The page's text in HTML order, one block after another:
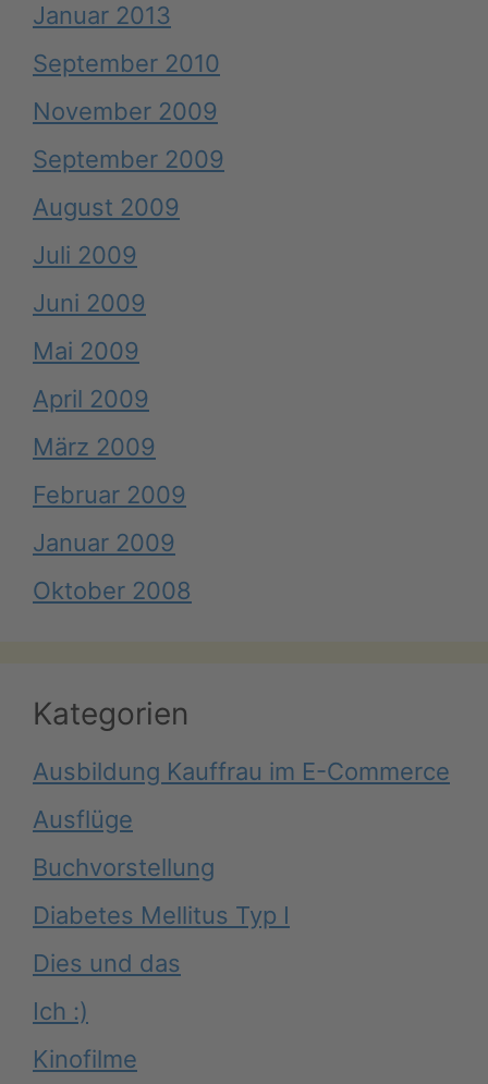
Januar 2013
September 2010
November 2009
September 2009
August 2009
Juli 2009
Juni 2009
Mai 2009
April 2009
März 2009
Februar 2009
Januar 2009
Oktober 2008
Kategorien
Ausbildung Kauffrau im E-Commerce
Ausflüge
Buchvorstellung
Diabetes Mellitus Typ I
Dies und das
Ich :)
Kinofilme